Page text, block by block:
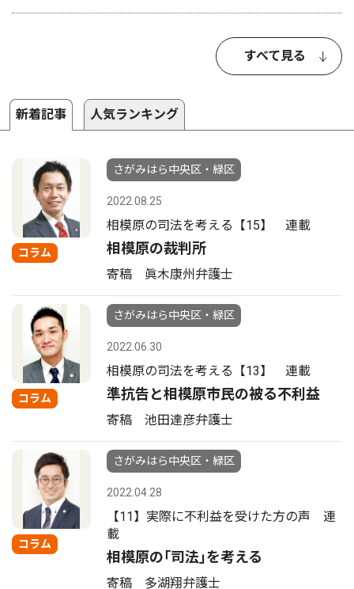
すべて見る
新着記事 人気ランキング
コラム
さがみはら中央区・緑区
2022.08.25
相模原の司法を考える【15】 連載
相模原の裁判所
寄稿 眞木康州弁護士
コラム
さがみはら中央区・緑区
2022.06.30
相模原の司法を考える【13】 連載
準抗告と相模原市民の被る不利益
寄稿 池田達彦弁護士
コラム
さがみはら中央区・緑区
2022.04.28
【11】実際に不利益を受けた方の声 連
載
相模原の｢司法｣を考える
寄稿 多湖翔弁護士